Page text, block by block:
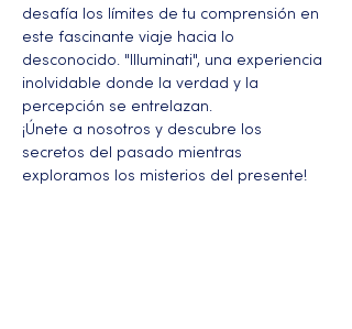
desafía los límites de tu comprensión en
este fascinante viaje hacia lo
desconocido. "Illuminati", una experiencia
inolvidable donde la verdad y la
percepción se entrelazan.
¡Únete a nosotros y descubre los
secretos del pasado mientras
exploramos los misterios del presente!